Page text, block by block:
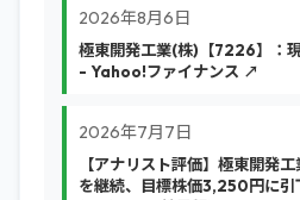
2026年8月6日
極東開発工業(株)【7226】：
- Yahoo!ファイナンス ↗
2026年7月7日
【アナリスト評価】極東開発
を継続、目標株価3,250円に引